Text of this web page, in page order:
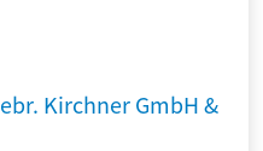
Kirchner GmbH &